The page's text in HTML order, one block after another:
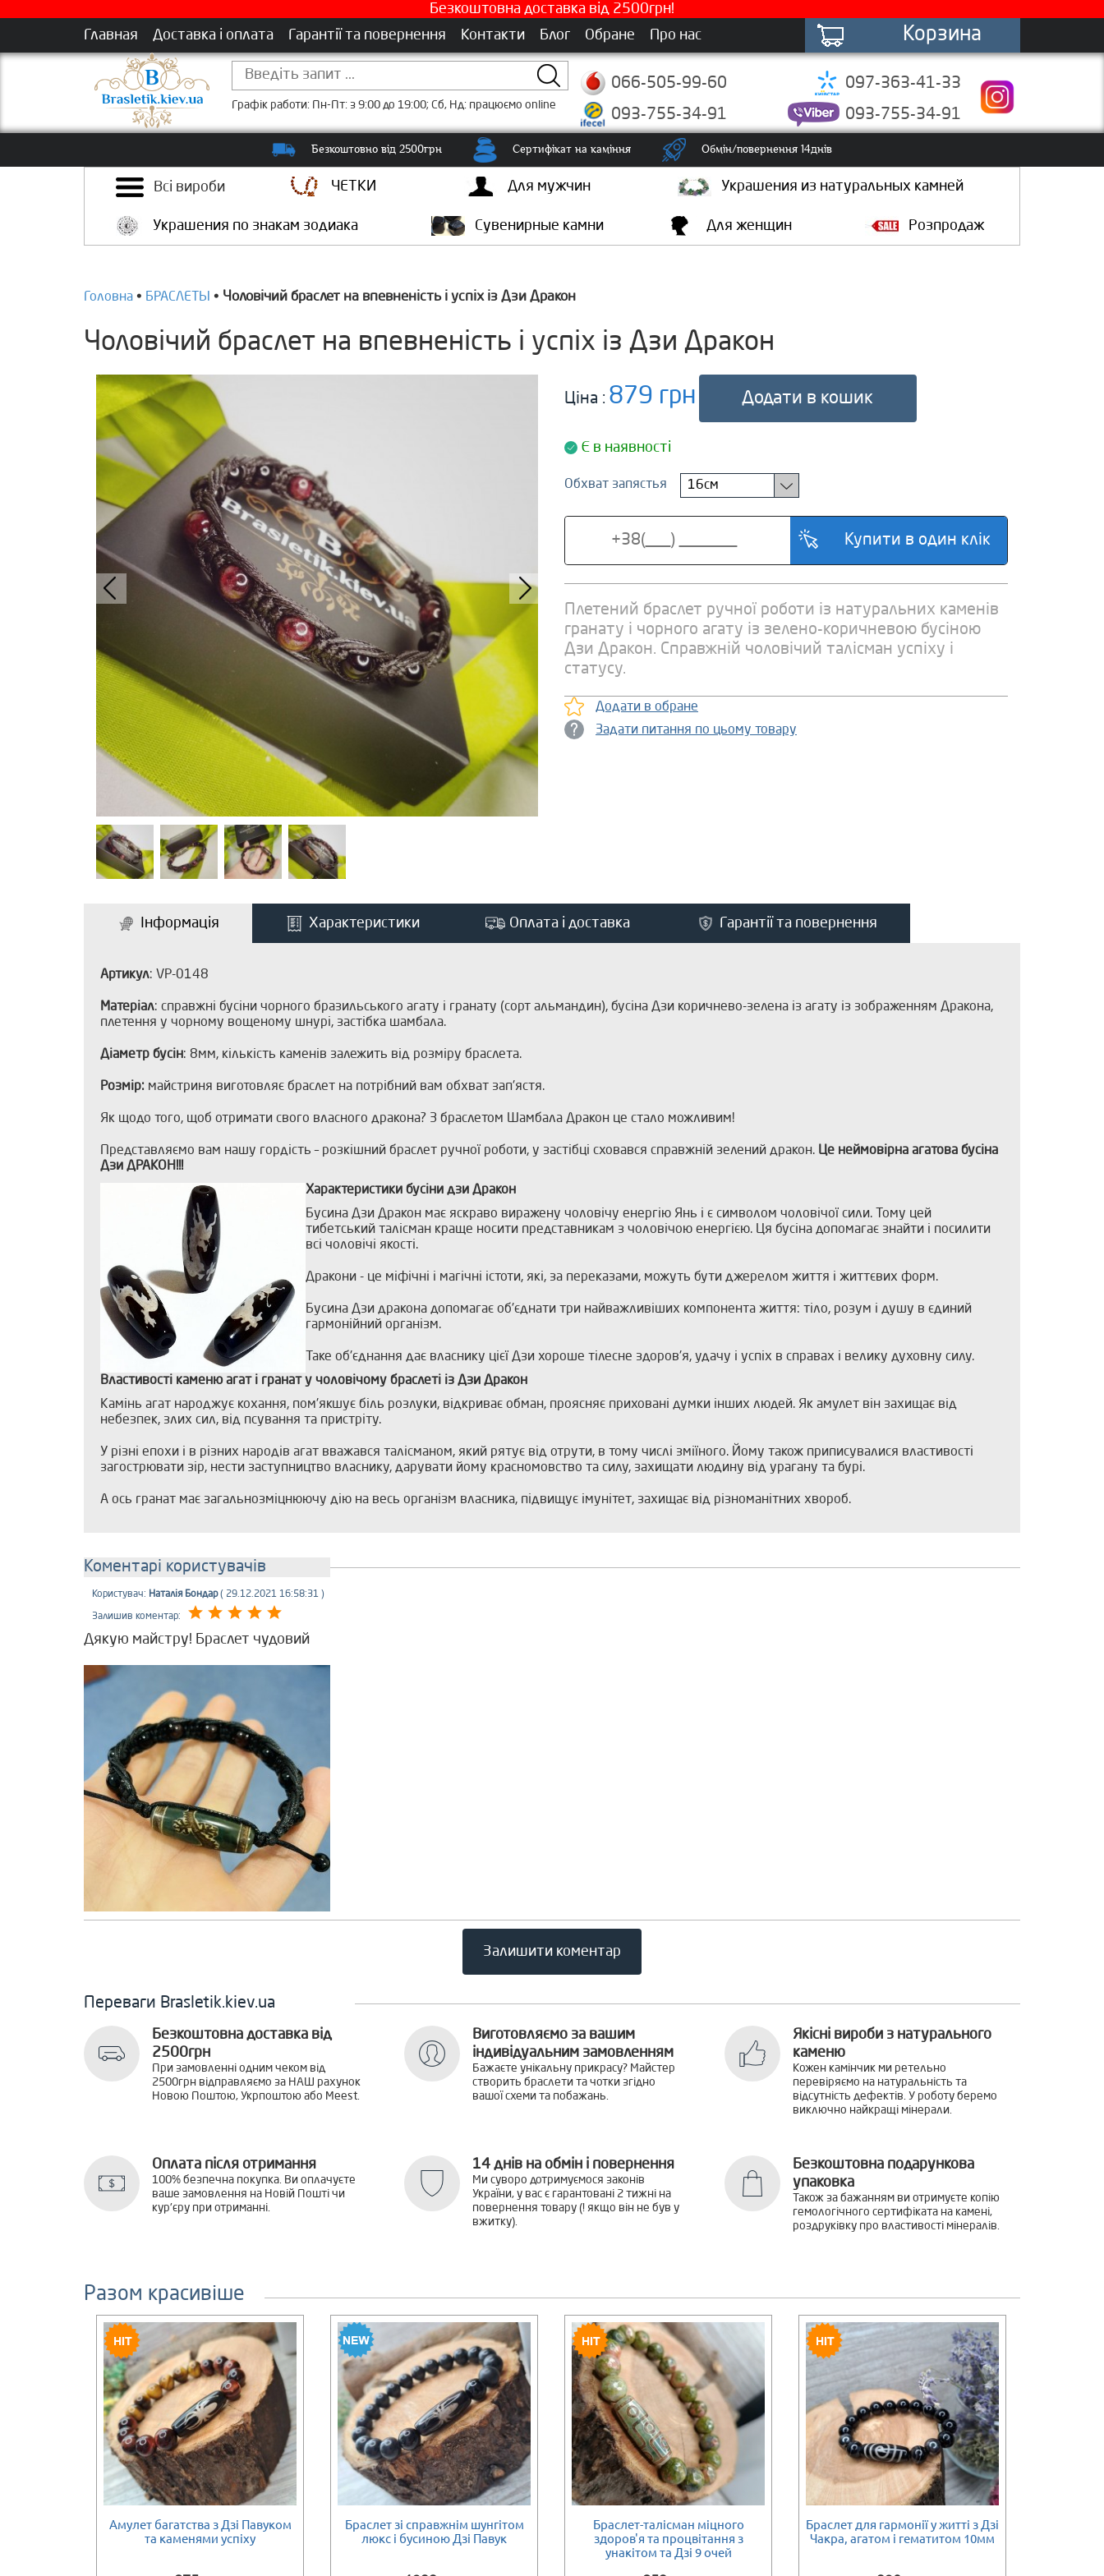
Безкоштовна доставка від 2500грн!
Главная
Доставка і оплата Гарантії та повернення Контакти Блог Обране Про нас Корзина
Графік работи: Пн-Пт: з 9:00 до 19:00; Сб, Нд: працюємо online
066-505-99-60
097-363-41-33
093-755-34-91
093-755-34-91
Безкоштовно від 2500грн Сертифікат на каміння Обмін/повернення 14днів
Всі вироби ЧЕТКИ Для мужчин Украшения из натуральных камней
Украшения по знакам зодиака Сувенирные камни Для женщин Розпродаж
Головна • БРАСЛЕТЫ • Чоловічий браслет на впевненість і успіх із Дзи Дракон
Чоловічий браслет на впевненість і успіх із Дзи Дракон
Ціна : 879 грн Додати в кошик
Є в наявності
Обхват запястья 16см
Плетений браслет ручної роботи із натуральних каменів
гранату і чорного агату із зелено-коричневою бусіною
Дзи Дракон. Справжній чоловічий талісман успіху і
статусу.
Додати в обране
Задати питання по цьому товару
Інформація Характеристики Оплата і доставка Гарантії та повернення
Артикул: VP-0148
Матеріал: справжні бусіни чорного бразильського агату і гранату (сорт альмандин), бусіна Дзи коричнево-зелена із агату із зображенням Дракона,
плетення у чорному вощеному шнурі, застібка шамбала.
Діаметр бусін: 8мм, кількість каменів залежить від розміру браслета.
Розмір: майстриня виготовляє браслет на потрібний вам обхват зап'ястя.
Як щодо того, щоб отримати свого власного дракона? З браслетом Шамбала Дракон це стало можливим!
Представляємо вам нашу гордість – розкішний браслет ручної роботи, у застібці сховався справжній зелений дракон. Це неймовірна агатова бусіна
Дзи ДРАКОН!!!
Характеристики бусіни дзи Дракон
Бусина Дзи Дракон має яскраво виражену чоловічу енергію Янь і є символом чоловічої сили. Тому цей
тибетський талісман краще носити представникам з чоловічою енергією. Ця бусіна допомагає знайти і посилити
всі чоловічі якості.
Дракони - це міфічні і магічні істоти, які, за переказами, можуть бути джерелом життя і життєвих форм.
Бусина Дзи дракона допомагає об'єднати три найважливіших компонента життя: тіло, розум і душу в єдиний
гармонійний організм.
Таке об'єднання дає власнику цієї Дзи хороше тілесне здоров'я, удачу і успіх в справах і велику духовну силу.
Властивості каменю агат і гранат у чоловічому браслеті із Дзи Дракон
Камінь агат народжує кохання, пом'якшує біль розлуки, відкриває обман, проясняє приховані думки інших людей. Як амулет він захищає від
небезпек, злих сил, від псування та пристріту.
У різні епохи і в різних народів агат вважався талісманом, який рятує від отрути, в тому числі зміїного. Йому також приписувалися властивості
загострювати зір, нести заступництво власнику, дарувати йому красномовство та силу, захищати людину від урагану та бурі.
А ось гранат має загальнозміцнюючу дію на весь організм власника, підвищує імунітет, захищає від різноманітних хвороб.
Коментарі користувачів
Користувач: Наталія Бондар ( 29.12.2021 16:58:31 )
Залишив коментар:
Дякую майстру! Браслет чудовий
Залишити коментар
Переваги Brasletik.kiev.ua
Безкоштовна доставка від
2500грн
При замовленні одним чеком від
2500грн відправляємо за НАШ рахунок
Новою Поштою, Укрпоштою або Meest.
Виготовляємо за вашим
індивідуальним замовленням
Бажаєте унікальну прикрасу? Майстер
створить браслети та чотки згідно
вашої схеми та побажань.
Якісні вироби з натурального
каменю
Кожен камінчик ми ретельно
перевіряємо на натуральність та
відсутність дефектів. У роботу беремо
виключно найкращі мінерали.
Оплата після отримання
100% безпечна покупка. Ви оплачуєте
ваше замовлення на Новій Пошті чи
кур'єру при отриманні.
14 днів на обмін і повернення
Ми суворо дотримуємося законів
України, у вас є гарантовані 2 тижні на
повернення товару (! якщо він не був у
вжитку).
Безкоштовна подарункова
упаковка
Також за бажанням ви отримуєте копію
гемологічного сертифіката на камені,
роздруківку про властивості мінералів.
Разом красивіше
Амулет багатства з Дзі Павуком
та каменями успіху
Браслет зі справжнім шунгітом
люкс і бусиною Дзі Павук
Браслет-талісман міцного
здоров'я та процвітання з
унакітом та Дзі 9 очей
Браслет для гармонії у житті з Дзі
Чакра, агатом і гематитом 10мм
Є в наявності Є в наявності Є в наявності Є в наявності